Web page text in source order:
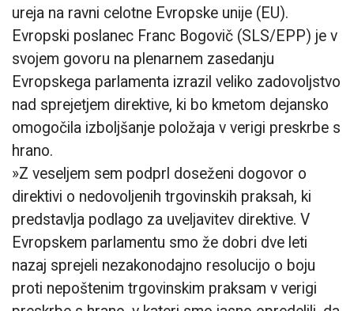
ureja na ravni celotne Evropske unije (EU).
Evropski poslanec Franc Bogovič (SLS/EPP) je v
svojem govoru na plenarnem zasedanju
Evropskega parlamenta izrazil veliko zadovoljstvo
nad sprejetjem direktive, ki bo kmetom dejansko
omogočila izboljšanje položaja v verigi preskrbe s
hrano.
»Z veseljem sem podprl doseženi dogovor o
direktivi o nedovoljenih trgovinskih praksah, ki
predstavlja podlago za uveljavitev direktive. V
Evropskem parlamentu smo že dobri dve leti
nazaj sprejeli nezakonodajno resolucijo o boju
proti nepoštenim trgovinskim praksam v verigi